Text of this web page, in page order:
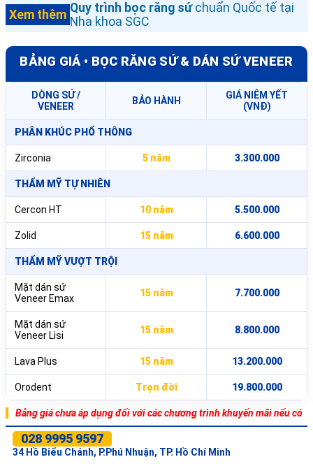
Xem thêm Quy trình bọc răng sứ chuẩn Quốc tế tại
Nha khoa SGC
BẢNG GIÁ • BỌC RĂNG SỨ & DÁN SỨ VENEER
DÒNG SỨ /
VENEER
BẢO HÀNH
GIÁ NIÊM YẾT
(VNĐ)
PHÂN KHÚC PHỔ THÔNG
Zirconia 5 năm 3.300.000
THẨM MỸ TỰ NHIÊN
Cercon HT 10 năm 5.500.000
Zolid 15 năm 6.600.000
THẨM MỸ VƯỢT TRỘI
Mặt dán sứ
Veneer Emax
15 năm 7.700.000
Mặt dán sứ
Veneer Lisi
15 năm 8.800.000
Lava Plus 15 năm 13.200.000
Orodent Trọn đời 19.800.000
Bảng giá chưa áp dụng đối với các chương trình khuyến mãi nếu có
028 9995 9597
34 Hồ Biểu Chánh, P.Phú Nhuận, TP. Hồ Chí Minh